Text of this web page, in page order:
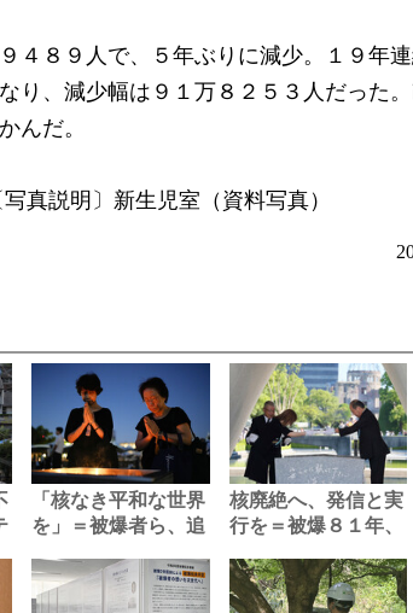
４８９人で、５年ぶりに減少。１９年
り、減少幅は９１万８２５３人だった
んだ。
写真説明〕新生児室（資料写真）
「核なき平和な世界
を」＝被爆者ら、追
核廃絶へ、発信と実
行を＝被爆８１年、